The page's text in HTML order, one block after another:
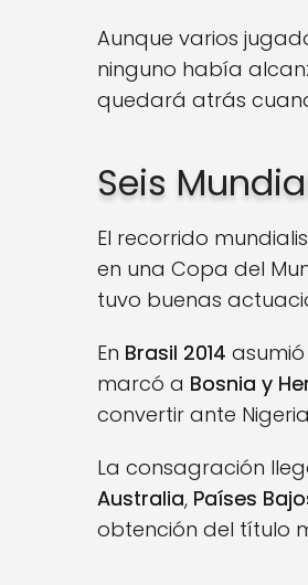
Aunque varios
ninguno había
quedará atrás
Seis
El recorrido
en una Copa del
tuvo buenas
En Brasil 2014
marcó a Bosnia y
convertir ante
La consagración
Australia, Países
obtención del título